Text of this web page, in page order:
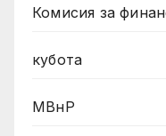
Комисия за
кубота
МВнР